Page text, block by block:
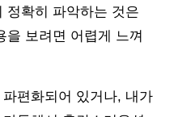
정확히 파악하는 것은
을 보려면 어렵게 느껴
편화되어 있거나, 내가